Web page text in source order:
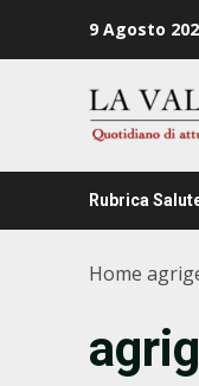
9 Agosto
Rubrica
Home